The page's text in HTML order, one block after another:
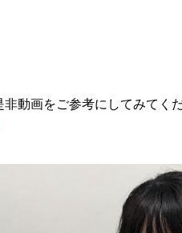
動画をご参考にしてみてく